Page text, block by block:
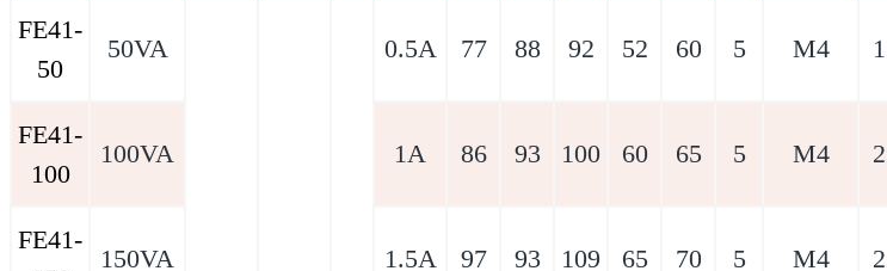
FE41-
50
50VA 0.5A 77 88 92 52 60 5 M4
FE41-
100
100VA 1A 86 93 100 60 65 5 M4
FE41-
150VA 1.5A 97 93 109 65 70 5 M4